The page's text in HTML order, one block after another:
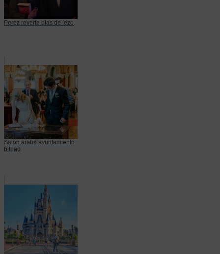
Perez reverte blas de lezo
Salon arabe ayuntamiento
bilbao